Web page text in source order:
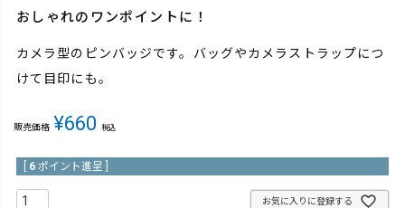
おしゃれのワンポイントに！
カメラ型のピンバッジです。バッグやカメラストラップにつ
けて目印にも。
販売価格 ¥660 税込
6 ポイント進呈 ]
お気に入りに登録する